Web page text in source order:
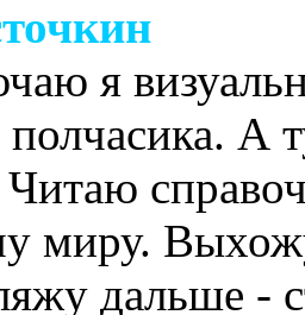
я
А
миру.
дальше -